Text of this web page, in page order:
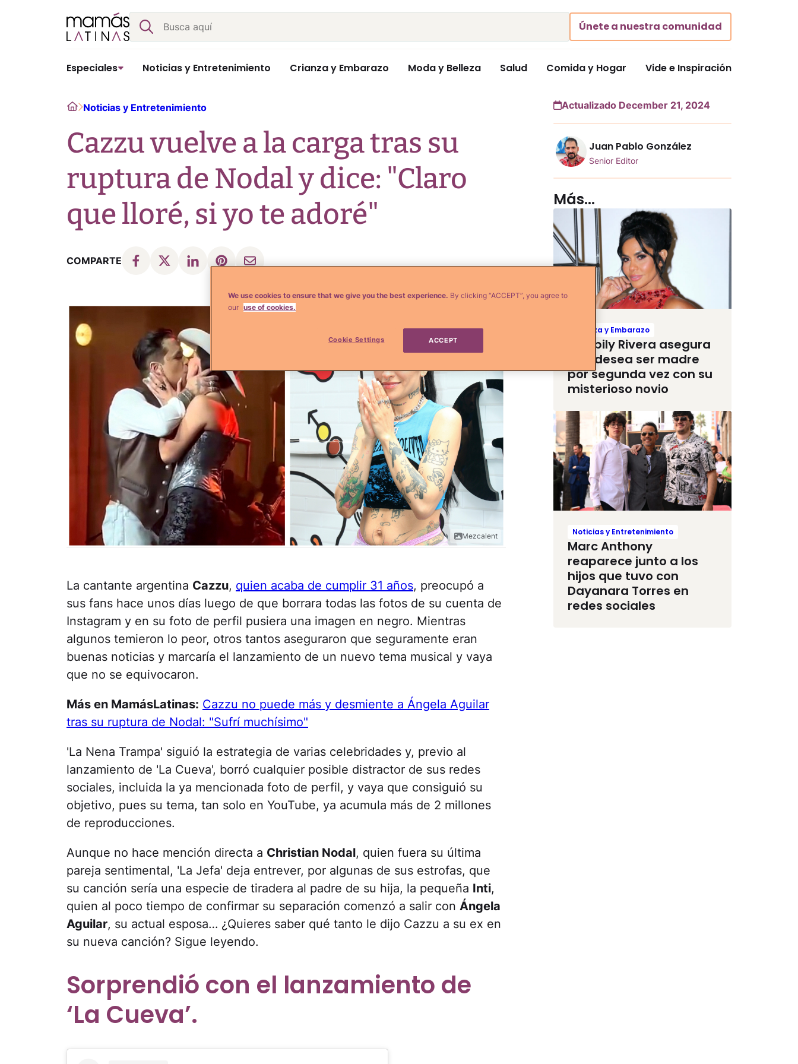
Buscar
Únete a nuestra comunidad
Especiales Noticias y Entretenimiento Crianza y Embarazo Moda y Belleza Salud Comida y Hogar Vide e Inspiración
HomeNoticias y Entretenimiento
Cazzu vuelve a la carga tras su
ruptura de Nodal y dice: "Claro
que lloré, si yo te adoré"
COMPARTE
Mezcalent
La cantante argentina Cazzu, quien acaba de cumplir 31 años, preocupó a
sus fans hace unos días luego de que borrara todas las fotos de su cuenta de
Instagram y en su foto de perfil pusiera una imagen en negro. Mientras
algunos temieron lo peor, otros tantos aseguraron que seguramente eran
buenas noticias y marcaría el lanzamiento de un nuevo tema musical y vaya
que no se equivocaron.
Más en MamásLatinas: Cazzu no puede más y desmiente a Ángela Aguilar
tras su ruptura de Nodal: "Sufrí muchísimo"
'La Nena Trampa' siguió la estrategia de varias celebridades y, previo al
lanzamiento de 'La Cueva', borró cualquier posible distractor de sus redes
sociales, incluida la ya mencionada foto de perfil, y vaya que consiguió su
objetivo, pues su tema, tan solo en YouTube, ya acumula más de 2 millones
de reproducciones.
Aunque no hace mención directa a Christian Nodal, quien fuera su última
pareja sentimental, 'La Jefa' deja entrever, por algunas de sus estrofas, que
su canción sería una especie de tiradera al padre de su hija, la pequeña Inti,
quien al poco tiempo de confirmar su separación comenzó a salir con Ángela
Aguilar, su actual esposa… ¿Quieres saber qué tanto le dijo Cazzu a su ex en
su nueva canción? Sigue leyendo.
Sorprendió con el lanzamiento de
‘La Cueva’.
Actualizado December 21, 2024
Juan Pablo González
Senior Editor
Más...
Crianza y Embarazo
Maripily Rivera asegura
que desea ser madre
por segunda vez con su
misterioso novio
Noticias y Entretenimiento
Marc Anthony
reaparece junto a los
hijos que tuvo con
Dayanara Torres en
redes sociales
We use cookies to ensure that we give you the best experience. By clicking “ACCEPT”, you agree to
our use of cookies.
Cookie Settings ACCEPT